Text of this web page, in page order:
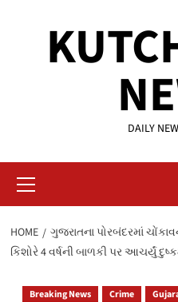
DAILY
Menu
HOME
ગુજરાતના પોરબંદરમાં
કિશોરે 4 વર્ષની બાળકી પર આચર્યું
Breaking News Crime